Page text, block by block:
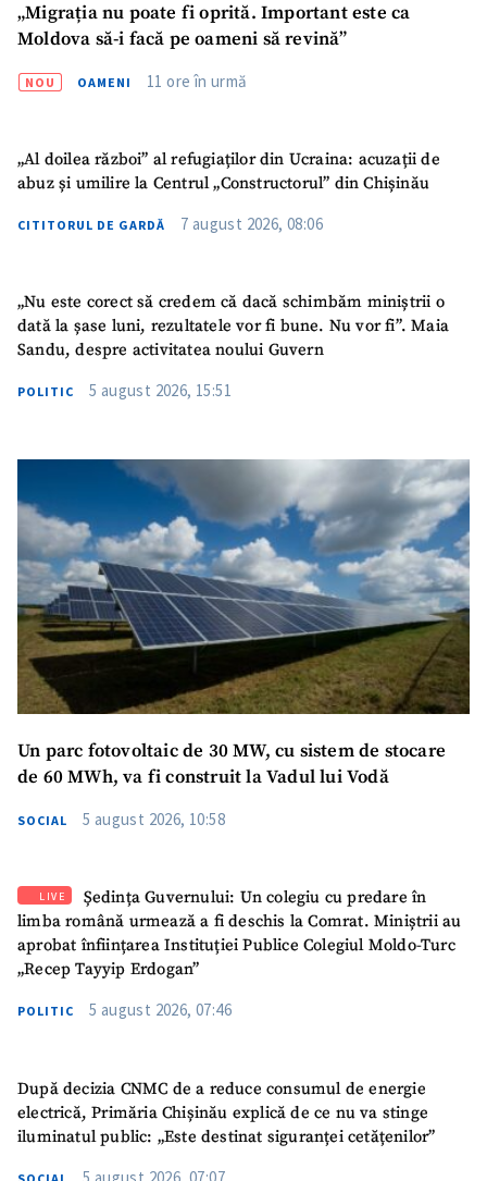
SUSȚINE
„Migrația nu poate fi oprită. Important este ca
Moldova să-i facă pe oameni să revină”
NOU OAMENI 11 ore în urmă
„Al doilea război” al refugiaților din Ucraina: acuzații de
abuz și umilire la Centrul „Constructorul” din Chișinău
CITITORUL DE GARDĂ 7 august 2026, 08:06
„Nu este corect să credem că dacă schimbăm miniștrii o
dată la șase luni, rezultatele vor fi bune. Nu vor fi”. Maia
Sandu, despre activitatea noului Guvern
POLITIC 5 august 2026, 15:51
Un parc fotovoltaic de 30 MW, cu sistem de stocare
de 60 MWh, va fi construit la Vadul lui Vodă
SOCIAL 5 august 2026, 10:58
LIVE
Ședința Guvernului: Un colegiu cu predare în
limba română urmează a fi deschis la Comrat. Miniștrii au
aprobat înființarea Instituției Publice Colegiul Moldo-Turc
„Recep Tayyip Erdogan”
POLITIC 5 august 2026, 07:46
După decizia CNMC de a reduce consumul de energie
electrică, Primăria Chișinău explică de ce nu va stinge
iluminatul public: „Este destinat siguranței cetățenilor”
Telefon
+ Telefon personal
Am citit și sunt de
TRIMITE ȘTIREA